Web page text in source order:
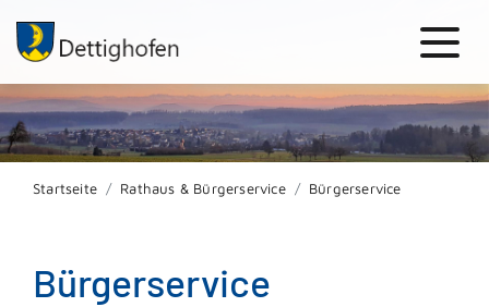
Startseite Rathaus & Bürgerservice Bürgerservice
Bürgerservice